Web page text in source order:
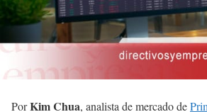
PorKim Chua, analista de mercado de